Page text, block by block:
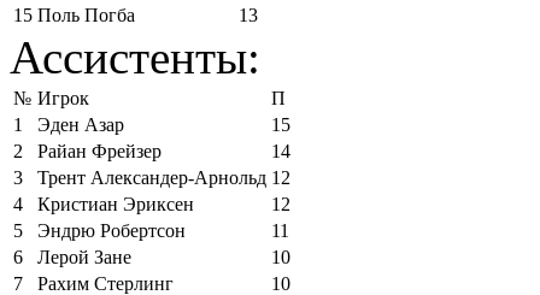
15 Поль Погба 13
Ассистенты:
№ Игрок
П
1
Эден Азар
15
2
Райан Фрейзер
14
3
Трент Александер-Арнольд 12
4
Кристиан Эриксен
12
5
Эндрю Робертсон
11
6
Лерой Зане
10
7
Рахим Стерлинг
10